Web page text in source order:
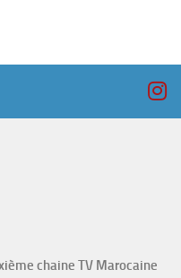
chaine TV Marocaine